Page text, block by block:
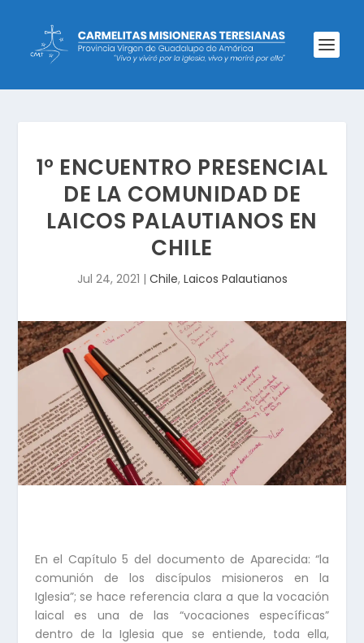
1° ENCUENTRO PRESENCIAL
DE LA COMUNIDAD DE
LAICOS PALAUTIANOS EN
CHILE
Jul 24, 2021 | Chile, Laicos Palautianos
En el Capítulo 5 del documento de Aparecida: “la
comunión de los discípulos misioneros en la
Iglesia”; se hace referencia clara a que la vocación
laical es una de las “vocaciones específicas”
dentro de la Iglesia que se entiende, toda ella,